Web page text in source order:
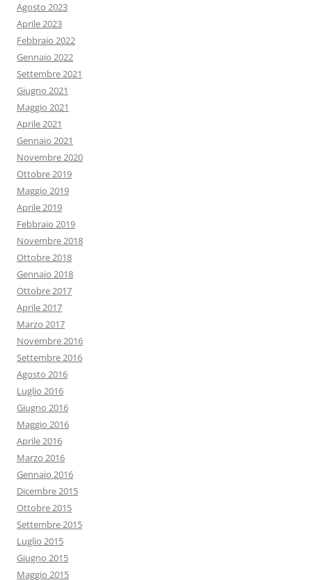
Agosto 2023
Aprile 2023
Febbraio 2022
Gennaio 2022
Settembre 2021
Giugno 2021
Maggio 2021
Aprile 2021
Gennaio 2021
Novembre 2020
Ottobre 2019
Maggio 2019
Aprile 2019
Febbraio 2019
Novembre 2018
Ottobre 2018
Gennaio 2018
Ottobre 2017
Aprile 2017
Marzo 2017
Novembre 2016
Settembre 2016
Agosto 2016
Luglio 2016
Giugno 2016
Maggio 2016
Aprile 2016
Marzo 2016
Gennaio 2016
Dicembre 2015
Ottobre 2015
Settembre 2015
Luglio 2015
Giugno 2015
Maggio 2015